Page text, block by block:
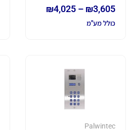
₪3,605
–
₪4,025
כולל מע"מ
Palwintec